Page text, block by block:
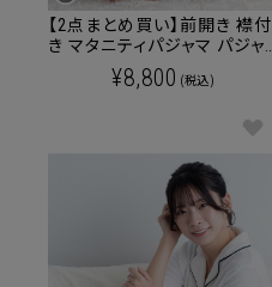
【2点まとめ買い】前開き 襟付
き マタニティパジャマ パジャ
マワンピース マタニティ 授乳
服 産後も使える
¥8,800 (税込)